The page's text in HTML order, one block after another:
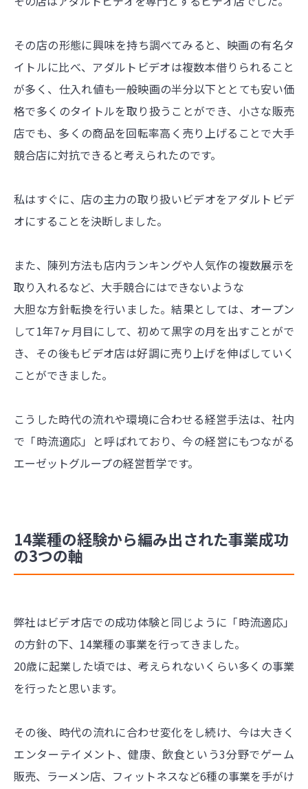
その店の形態に興味を持ち調べてみると、映画の有名タ
イトルに比べ、アダルトビデオは複数本借りられること
が多く、仕入れ値も一般映画の半分以下ととても安い価
格で多くのタイトルを取り扱うことができ、小さな販売
店でも、多くの商品を回転率高く売り上げることで大手
競合店に対抗できると考えられたのです。
私はすぐに、店の主力の取り扱いビデオをアダルトビデ
オにすることを決断しました。
また、陳列方法も店内ランキングや人気作の複数展示を
取り入れるなど、大手競合にはできないような
大胆な方針転換を行いました。結果としては、オープン
して1年7ヶ月目にして、初めて黒字の月を出すことがで
き、その後もビデオ店は好調に売り上げを伸ばしていく
ことができました。
こうした時代の流れや環境に合わせる経営手法は、社内
で「時流適応」と呼ばれており、今の経営にもつながる
エーゼットグループの経営哲学です。
14業種の経験から編み出された事業成功
の3つの軸
弊社はビデオ店での成功体験と同じように「時流適応」
の方針の下、14業種の事業を行ってきました。
20歳に起業した頃では、考えられないくらい多くの事業
を行ったと思います。
その後、時代の流れに合わせ変化をし続け、今は大きく
エンターテイメント、健康、飲食という3分野でゲーム
販売、ラーメン店、フィットネスなど6種の事業を手がけ